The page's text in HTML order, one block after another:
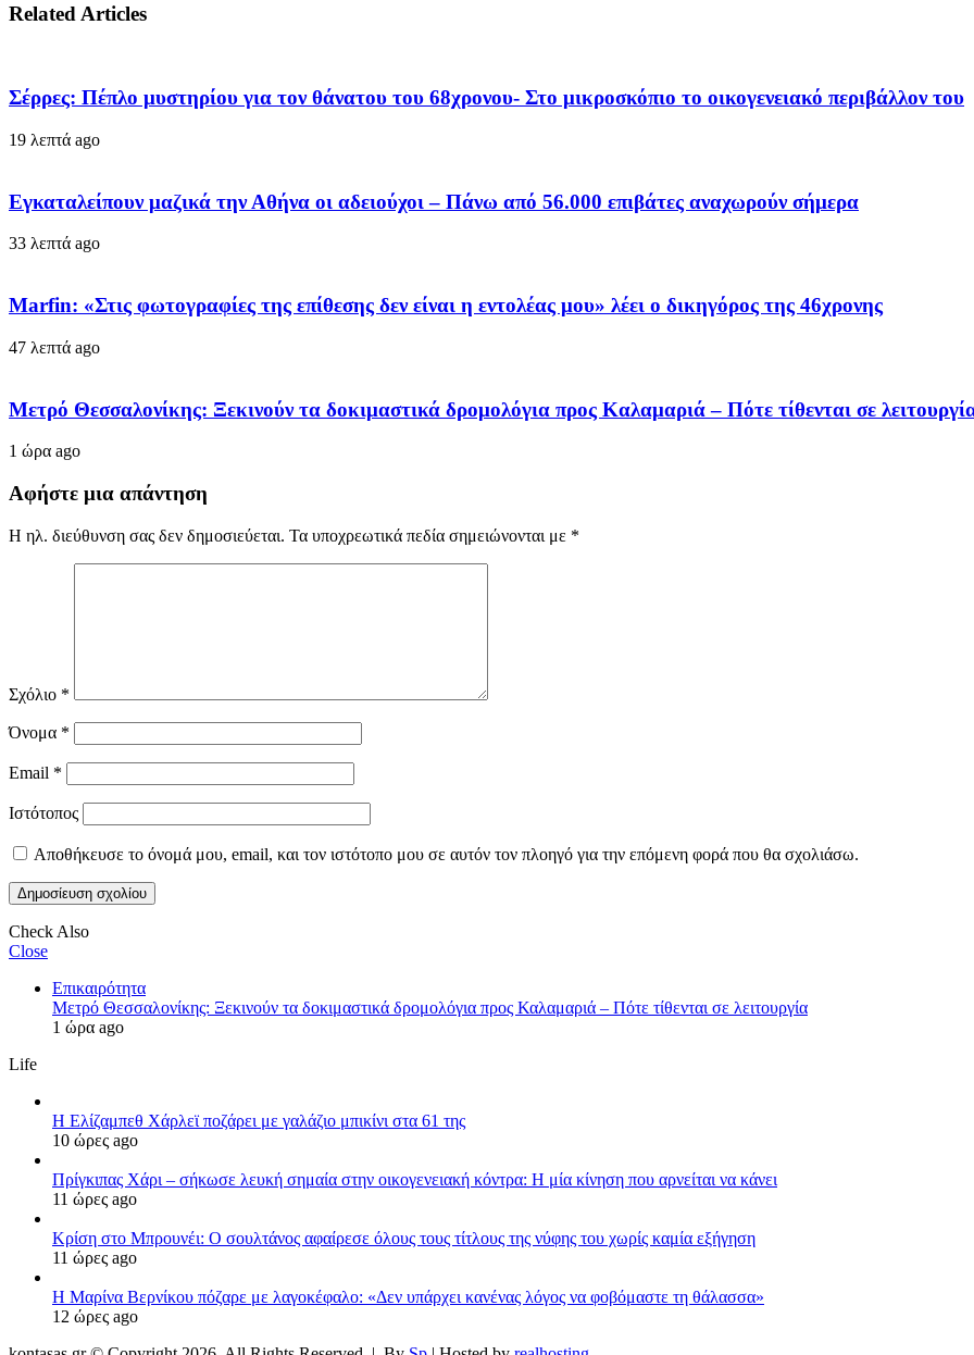
Related Articles
Σέρρες: Πέπλο μυστηρίου για τον θάνατου του 68χρονου- Στο μικροσκόπιο το οικογενειακό περιβάλλον του
19 λεπτά ago
Εγκαταλείπουν μαζικά την Αθήνα οι αδειούχοι – Πάνω από 56.000 επιβάτες αναχωρούν σήμερα
33 λεπτά ago
Marfin: «Στις φωτογραφίες της επίθεσης δεν είναι η εντολέας μου» λέει ο δικηγόρος της 46χρονης
47 λεπτά ago
Μετρό Θεσσαλονίκης: Ξεκινούν τα δοκιμαστικά δρομολόγια προς Καλαμαριά – Πότε τίθενται σε
1 ώρα ago
Αφήστε μια απάντηση
Η ηλ. διεύθυνση σας δεν δημοσιεύεται. Τα υποχρεωτικά πεδία σημειώνονται με *
Σχόλιο *
Όνομα *
Email *
Ιστότοπος
Αποθήκευσε το όνομά μου, email, και τον ιστότοπο μου σε αυτόν τον πλοηγό για την επόμενη φορά που θα σχολιάσω.
Check Also
Close
Επικαιρότητα
Μετρό Θεσσαλονίκης: Ξεκινούν τα δοκιμαστικά δρομολόγια προς Καλαμαριά – Πότε τίθενται σε λειτουργία
1 ώρα ago
Life
Η Ελίζαμπεθ Χάρλεϊ ποζάρει με γαλάζιο μπικίνι στα 61 της
10 ώρες ago
Πρίγκιπας Χάρι – σήκωσε λευκή σημαία στην οικογενειακή κόντρα: Η μία κίνηση που αρνείται να κάνει
11 ώρες ago
Κρίση στο Μπρουνέι: Ο σουλτάνος αφαίρεσε όλους τους τίτλους της νύφης του χωρίς καμία εξήγηση
11 ώρες ago
Η Μαρίνα Βερνίκου πόζαρε με λαγοκέφαλο: «Δεν υπάρχει κανένας λόγος να φοβόμαστε τη θάλασσα»
12 ώρες ago